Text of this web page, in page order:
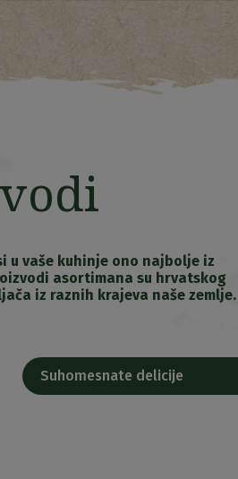
u vaše kuhinje ono najbolje iz
asortimana su hrvatskog
iz raznih krajeva naše zemlje.
Suhomesnate delicije